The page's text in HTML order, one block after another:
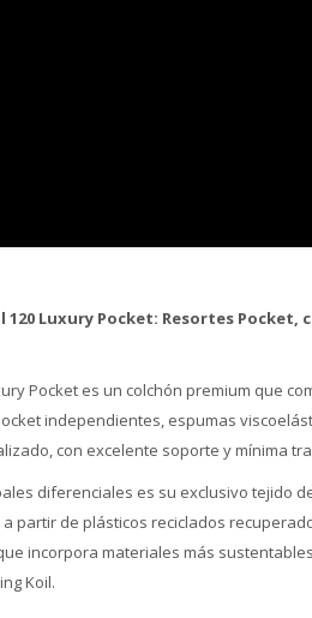
120 Luxury Pocket: Resortes
Pocket es un colchón premium que
independientes, espumas
con excelente soporte y mínima
diferenciales es su exclusivo tejido
partir de plásticos reciclados
incorpora materiales más
Koil.